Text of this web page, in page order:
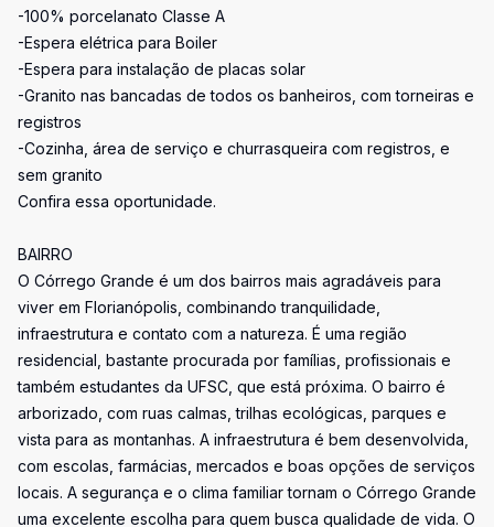
-100% porcelanato Classe A
-Espera elétrica para Boiler
-Espera para instalação de placas solar
-Granito nas bancadas de todos os banheiros, com torneiras e
registros
-Cozinha, área de serviço e churrasqueira com registros, e
sem granito
Confira essa oportunidade.
BAIRRO
O Córrego Grande é um dos bairros mais agradáveis para
viver em Florianópolis, combinando tranquilidade,
infraestrutura e contato com a natureza. É uma região
residencial, bastante procurada por famílias, profissionais e
também estudantes da UFSC, que está próxima. O bairro é
arborizado, com ruas calmas, trilhas ecológicas, parques e
vista para as montanhas. A infraestrutura é bem desenvolvida,
com escolas, farmácias, mercados e boas opções de serviços
locais. A segurança e o clima familiar tornam o Córrego Grande
uma excelente escolha para quem busca qualidade de vida. O